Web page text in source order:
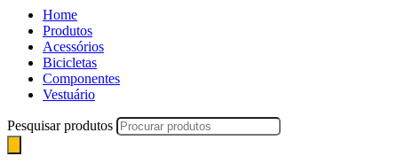
Home
Produtos
Acessórios
Bicicletas
Componentes
Vestuário
Pesquisar produtos